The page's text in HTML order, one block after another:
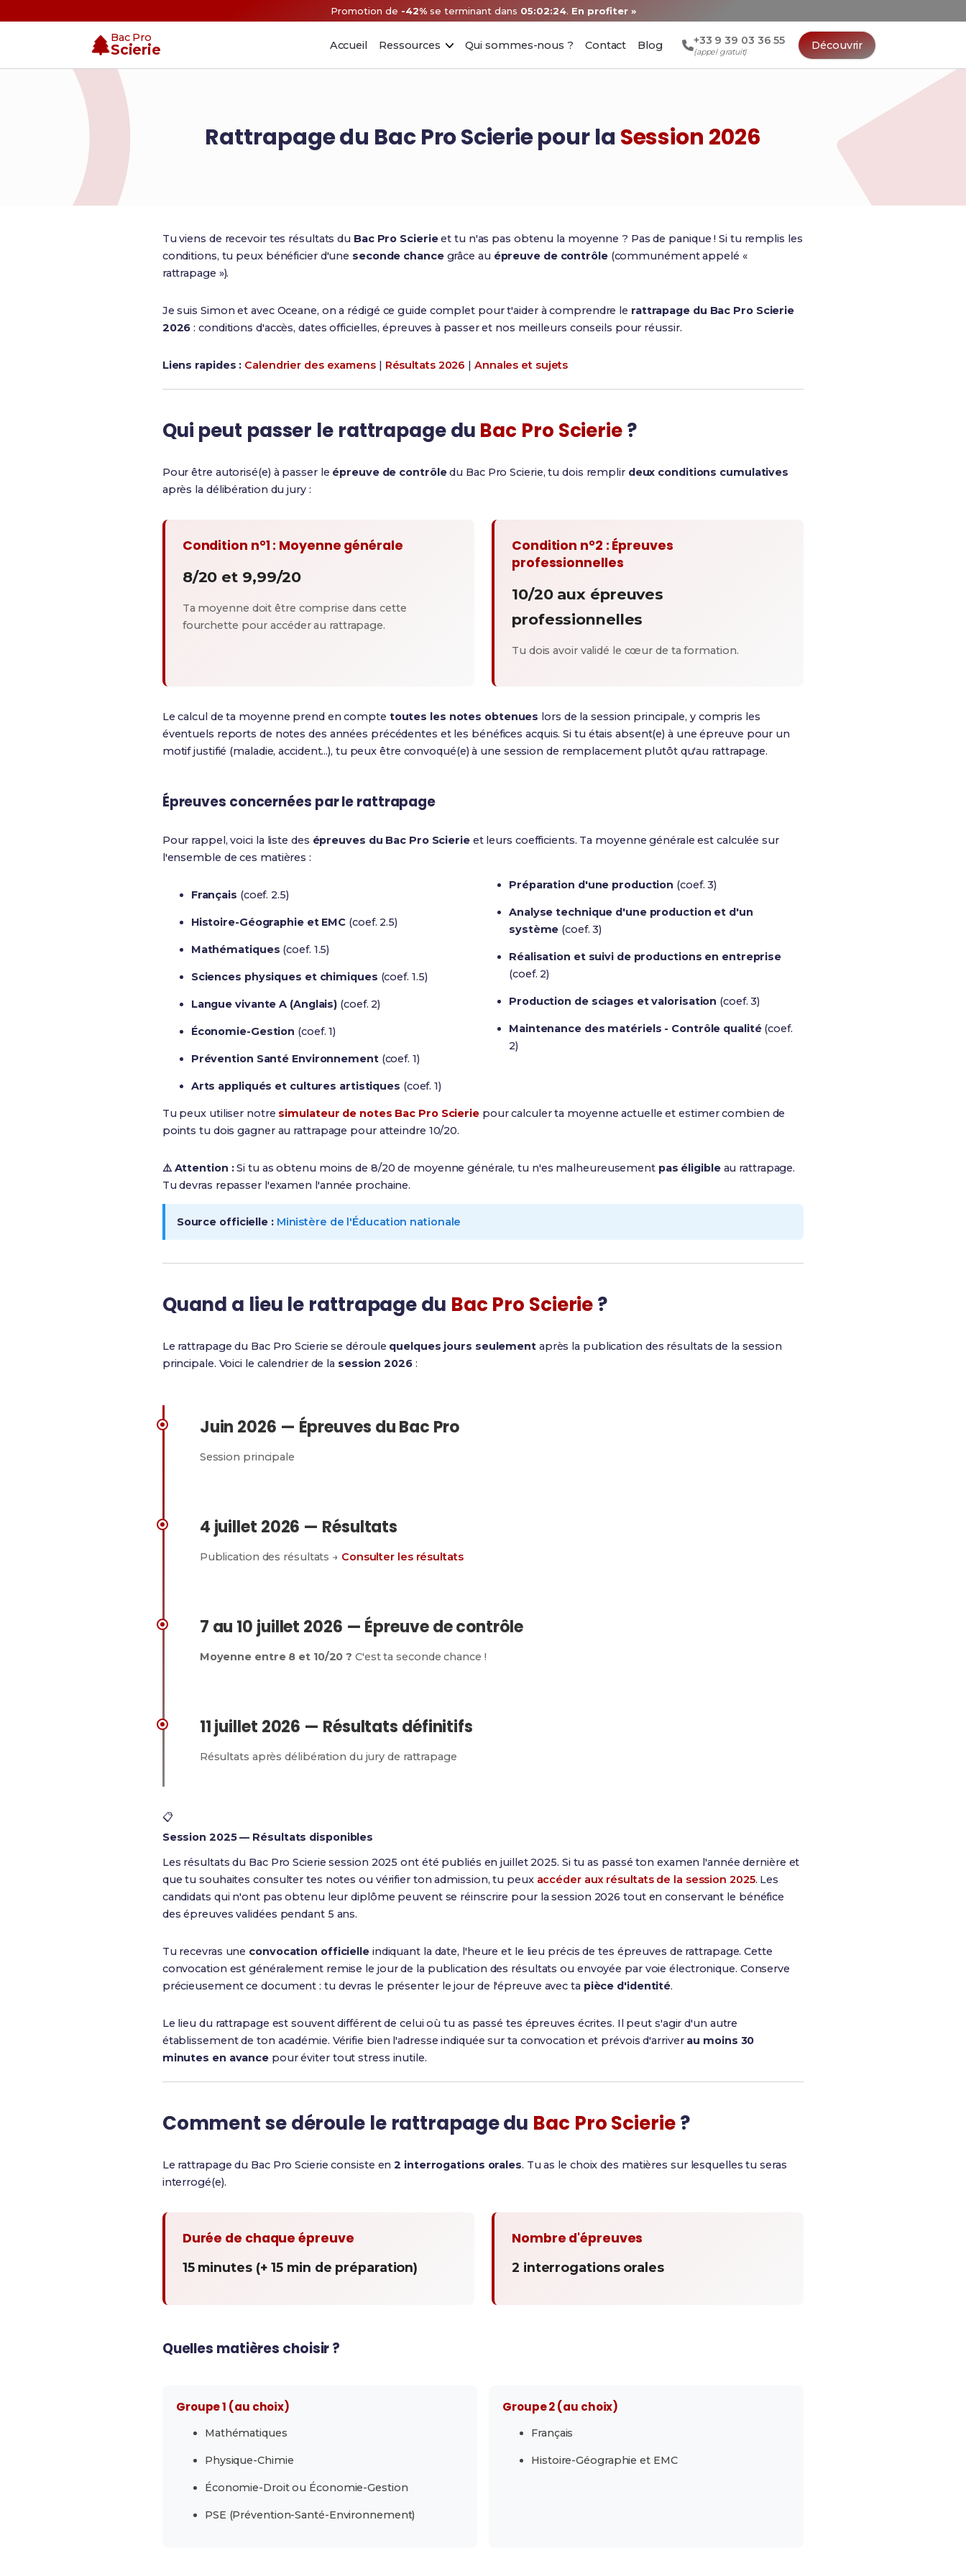
Promotion de -42% se terminant dans 05:02:23. En profiter »
Bac Pro
Scierie Accueil Ressources Qui sommes-nous ? Contact Blog +33 9 39 03 36 55
(appel gratuit)
Découvrir
Rattrapage du Bac Pro Scierie pour la Session 2026
Tu viens de recevoir tes résultats du Bac Pro Scierieet tu n'as pas obtenu la moyenne ? Pas de panique ! Si tu remplis les
conditions, tu peux bénéficier d'une seconde chancegrâce au épreuve de contrôle(communément appelé «
rattrapage »).
Je suis Simon et avec Oceane, on a rédigé ce guide complet pour t'aider à comprendre le rattrapage du Bac Pro Scierie
2026 : conditions d'accès, dates officielles, épreuves à passer et nos meilleurs conseils pour réussir.
Liens rapides : Calendrier des examens| Résultats 2026 | Annales et sujets
Qui peut passer le rattrapage du Bac Pro Scierie?
Pour être autorisé(e) à passer le épreuve de contrôledu Bac Pro Scierie, tu dois remplir deux conditions cumulatives
après la délibération du jury :
Condition n°1 : Moyenne générale
8/20 et 9,99/20
Ta moyenne doit être comprise dans cette
fourchette pour accéder au rattrapage.
Condition n°2 : Épreuves
professionnelles
10/20 aux épreuves
professionnelles
Tu dois avoir validé le cœur de ta formation.
Le calcul de ta moyenne prend en compte toutes les notes obtenues lors de la session principale, y compris les
éventuels reports de notes des années précédentes et les bénéfices acquis. Si tu étais absent(e) à une épreuve pour un
motif justifié (maladie, accident...), tu peux être convoqué(e) à une session de remplacement plutôt qu'au rattrapage.
Épreuves concernées par le rattrapage
Pour rappel, voici la liste des épreuves du Bac Pro Scierieet leurs coefficients. Ta moyenne générale est calculée sur
l'ensemble de ces matières :
Français (coef. 2.5)
Histoire-Géographie et EMC (coef. 2.5)
Mathématiques (coef. 1.5)
Sciences physiques et chimiques (coef. 1.5)
Langue vivante A (Anglais) (coef. 2)
Économie-Gestion (coef. 1)
Prévention Santé Environnement(coef. 1)
Arts appliqués et cultures artistiques (coef. 1)
Préparation d'une production (coef. 3)
Analyse technique d'une production et d'un
système (coef. 3)
Réalisation et suivi de productions en entreprise
(coef. 2)
Production de sciages et valorisation (coef. 3)
Maintenance des matériels - Contrôle qualité(coef.
2)
Tu peux utiliser notre simulateur de notes Bac Pro Scieriepour calculer ta moyenne actuelle et estimer combien de
points tu dois gagner au rattrapage pour atteindre 10/20.
⚠️ Attention :Si tu as obtenu moins de 8/20 de moyenne générale, tu n'es malheureusement pas éligibleau rattrapage.
Tu devras repasser l'examen l'année prochaine.
Source officielle : Ministère de l'Éducation nationale
Quand a lieu le rattrapage du Bac Pro Scierie?
Le rattrapage du Bac Pro Scierie se déroule quelques jours seulementaprès la publication des résultats de la session
principale. Voici le calendrier de la session 2026:
Juin 2026 — Épreuves du Bac Pro
Session principale
4 juillet 2026 — Résultats
Publication des résultats → Consulter les résultats
7 au 10 juillet 2026 — Épreuve de contrôle
Moyenne entre 8 et 10/20 ? C'est ta seconde chance !
11 juillet 2026 — Résultats définitifs
Résultats après délibération du jury de rattrapage
📋
Session 2025 — Résultats disponibles
Les résultats du Bac Pro Scierie session 2025 ont été publiés en juillet 2025. Si tu as passé ton examen l'année dernière et
que tu souhaites consulter tes notes ou vérifier ton admission, tu peux accéder aux résultats de la session 2025. Les
candidats qui n'ont pas obtenu leur diplôme peuvent se réinscrire pour la session 2026 tout en conservant le bénéfice
des épreuves validées pendant 5 ans.
Tu recevras une convocation officielleindiquant la date, l'heure et le lieu précis de tes épreuves de rattrapage. Cette
convocation est généralement remise le jour de la publication des résultats ou envoyée par voie électronique. Conserve
précieusement ce document : tu devras le présenter le jour de l'épreuve avec ta pièce d'identité.
Le lieu du rattrapage est souvent différent de celui où tu as passé tes épreuves écrites. Il peut s'agir d'un autre
établissement de ton académie. Vérifie bien l'adresse indiquée sur ta convocation et prévois d'arriver au moins 30
minutes en avance pour éviter tout stress inutile.
Comment se déroule le rattrapage du Bac Pro Scierie?
Le rattrapage du Bac Pro Scierie consiste en2 interrogations orales. Tu as le choix des matières sur lesquelles tu seras
interrogé(e).
Durée de chaque épreuve
15 minutes (+ 15 min de préparation)
Nombre d'épreuves
2 interrogations orales
Quelles matières choisir ?
Groupe 1 (au choix)
Mathématiques
Physique-Chimie
Économie-Droit ou Économie-Gestion
PSE (Prévention-Santé-Environnement)
Groupe 2 (au choix)
Français
Histoire-Géographie et EMC